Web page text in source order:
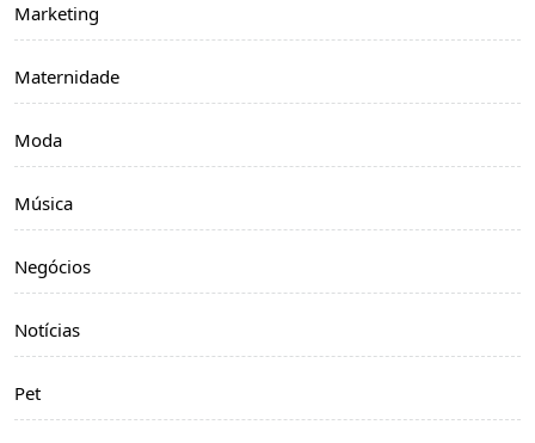
Marketing
Maternidade
Moda
Música
Negócios
Notícias
Pet